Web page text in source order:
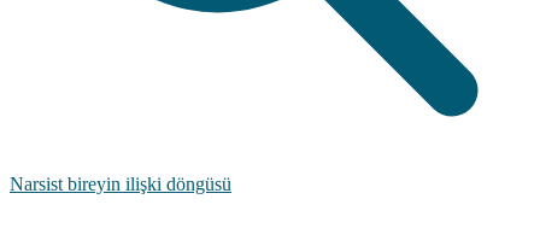
Narsist bireyin ilişki döngüsü